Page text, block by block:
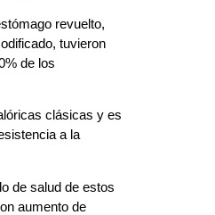
revuelto,
tuvieron
de los
clásicas y es
a la
de salud de estos
aumento de